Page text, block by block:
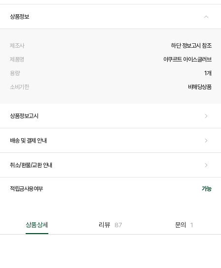
상품정보
제조사
하단 정보고시 참조
제품명
야쿠르트 아이스글러브
용량
1개
소비기한
비해당상품
상품정보고시
배송 및 결제 안내
취소/환불/교환 안내
적립금사용여부 가능
상품상세 리뷰 87 문의 1